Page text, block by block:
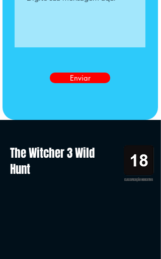
Enviar
The Witcher 3 Wild
Hunt
CLASSIFICAÇÃO INDICATIVA